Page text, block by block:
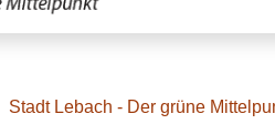
Stadt Lebach - Der grüne